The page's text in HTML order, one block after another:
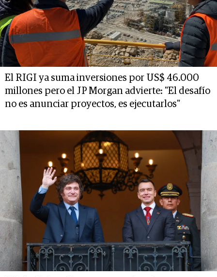
El RIGI ya suma inversiones por US$ 46.000
millones pero el JP Morgan advierte: "El desafío
no es anunciar proyectos, es ejecutarlos"